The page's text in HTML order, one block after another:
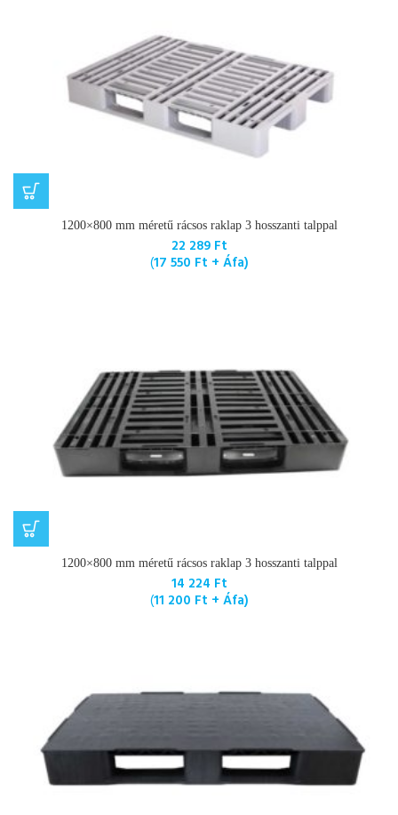
1200×800 mm méretű rácsos raklap 3 hosszanti talppal
22 289 Ft
(17 550 Ft + Áfa)
1200×800 mm méretű rácsos raklap 3 hosszanti talppal
14 224 Ft
(11 200 Ft + Áfa)